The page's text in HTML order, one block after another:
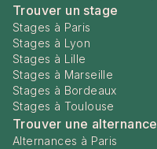
Trouver un stage
Stages à Paris
Stages à Lyon
Stages à Lille
Stages à Marseille
Stages à Bordeaux
Stages à Toulouse
Trouver une alternance
Alternances à Paris